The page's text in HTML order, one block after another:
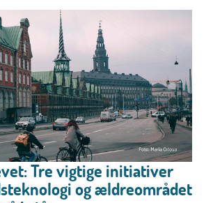
Tre vigtige initiativer
og ældreområdet